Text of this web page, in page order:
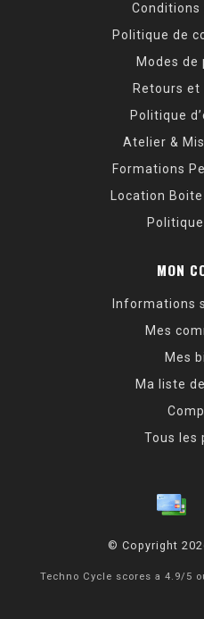
Conditions
Politique de
Modes de
Retours et
Politique
Atelier &
Formations
Location
MON
Informations
Mes
Mes
Ma liste
Tous les
© Copyright
Techno Cycle scores a 4.9/ 5